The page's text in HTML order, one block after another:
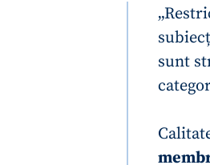
sunt